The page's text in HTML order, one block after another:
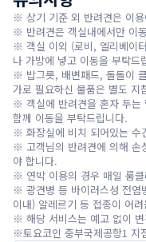
※ 상기 기준 외 반려견은 이
※ 반려견은 객실내에서만 이
※ 객실 이외 (로비, 엘리베이
나 가방에 넣고 이동을 부탁
※ 밥그릇, 배변패드, 돌돌이
가로 필요하신 물품은 별도 지
※ 객실에 반려견을 혼자 두는
함께 이동을 부탁드립니다.
※ 화장실에 비치 되어있는 수
※ 고객님의 반려견에 의해 손
야 합니다.
※ 연박 이용의 경우 매일 룸
※ 광견병 등 바이러스성 전염
이내) 알레르기 등 접종이 어
※ 해당 서비스는 예고 없이
※토요코인 중부국제공항1 지